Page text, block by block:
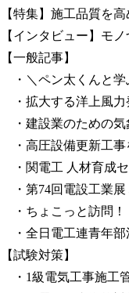
【特集】施工品質を
【インタビュー】モ
【一般記事】
・＼ペン太くんと学
・拡大する洋上風力
・建設業のための気
・高圧設備更新工事
・関電工 人材育成セ
・第74回電設工業展
・ちょこっと訪問！
・全日電工連青年部
【試験対策】
・1級電気工事施工